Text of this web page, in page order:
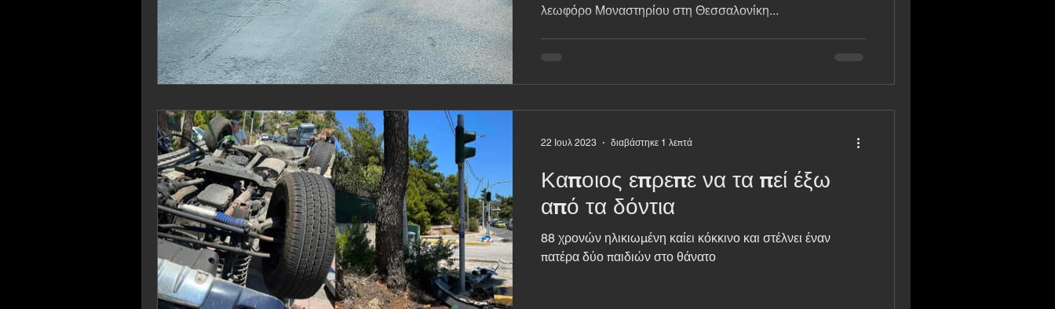
λεωφόρο Μοναστηρίου στη Θεσσαλονίκη...
Καποιος επρεπε να τα πεί έξω
από τα δόντια
88 χρονών ηλικιωμένη καίει κόκκινο και στέλνει έναν
πατέρα δύο παιδιών στο θάνατο
22 Ιουλ 2023 διαβάστηκε 1 λεπτά